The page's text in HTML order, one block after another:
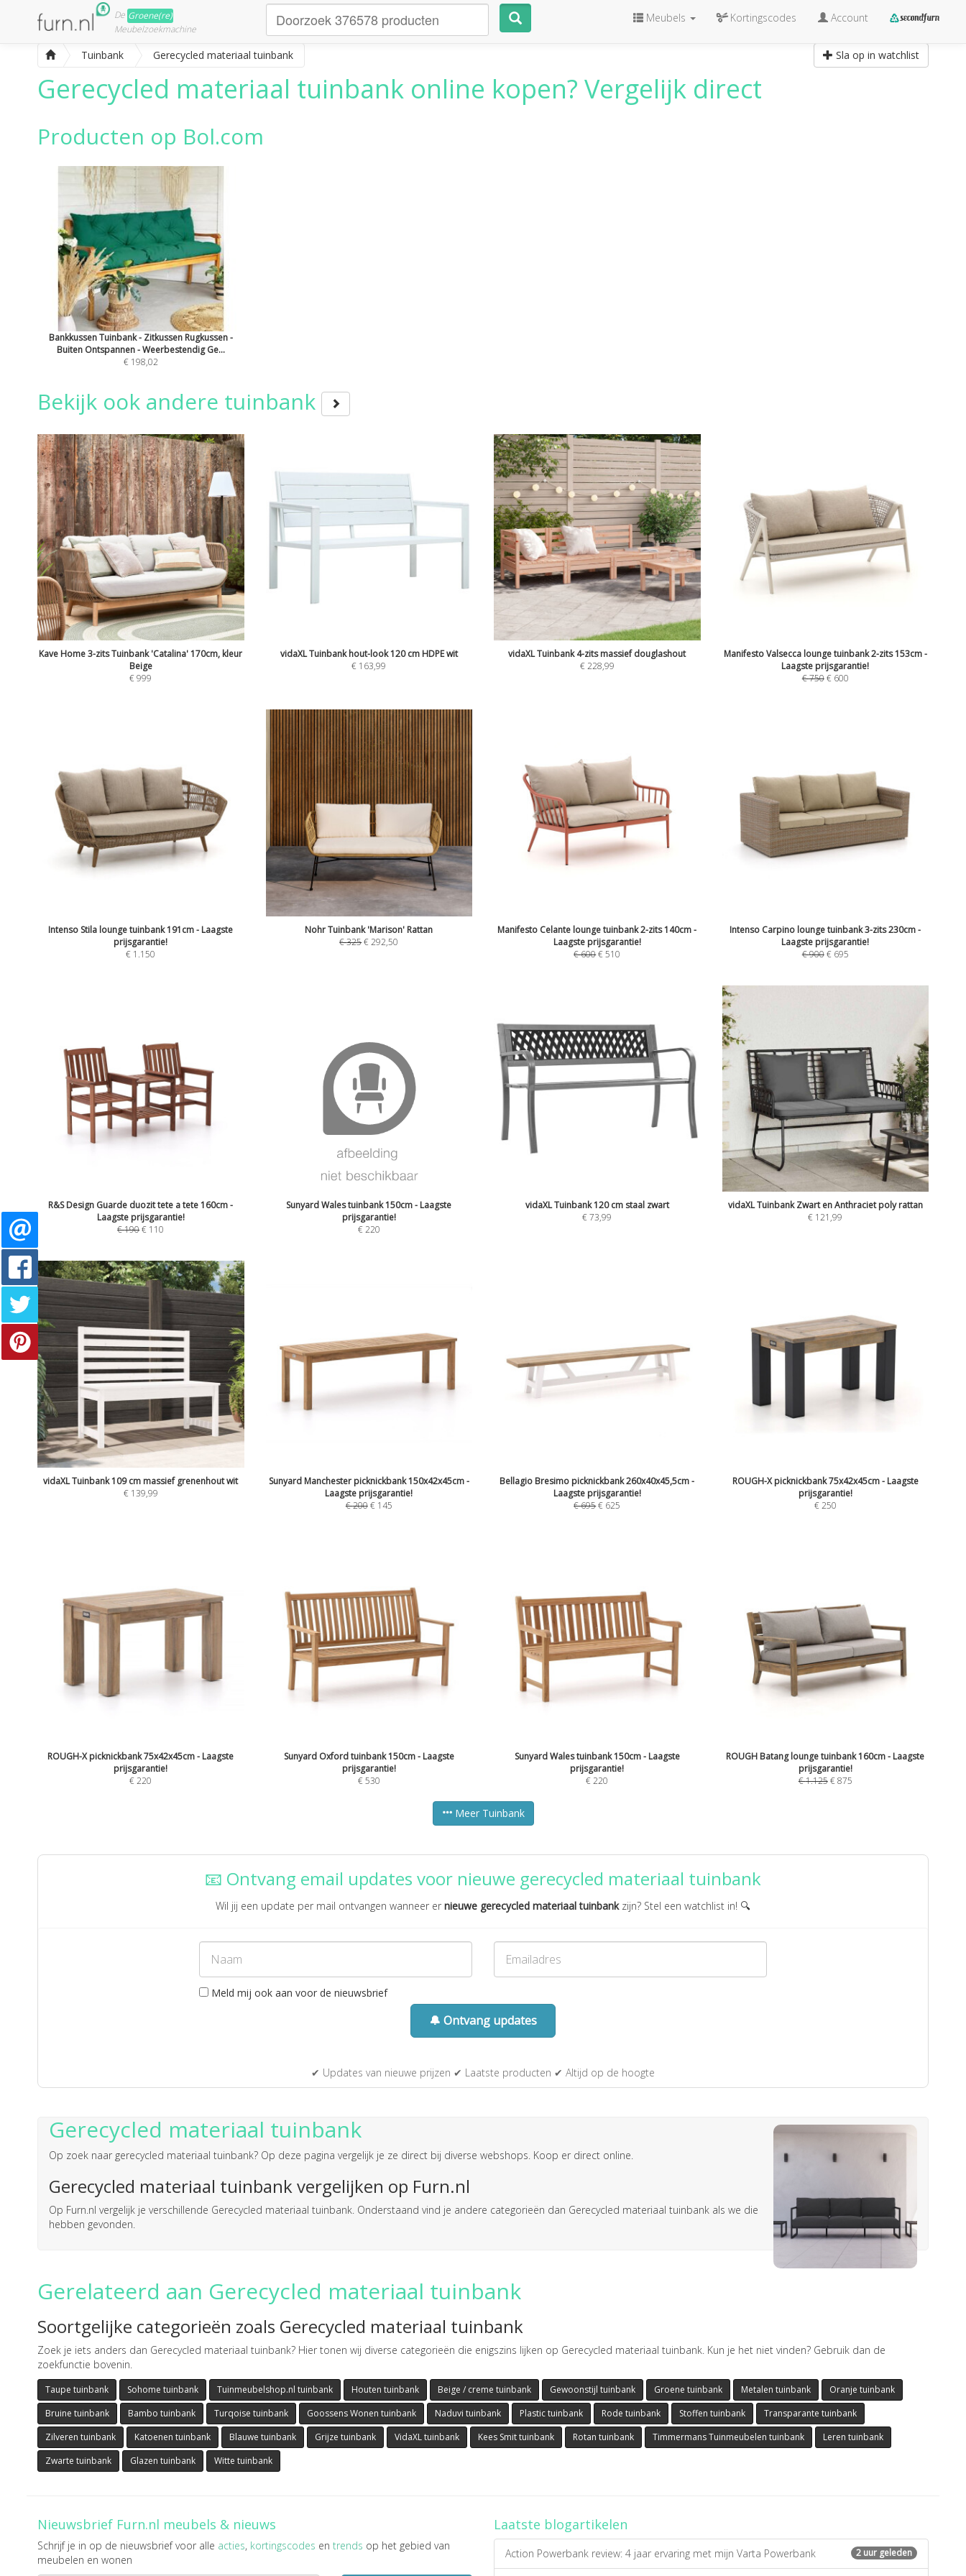
De Groene(re)
Meubelzoekmachine
Meubels Kortingscodes Account
Tuinbank Gerecycled materiaal tuinbank Sla op in watchlist
Gerecycled materiaal tuinbank online kopen? Vergelijk direct
Producten op Bol.com
Bankkussen Tuinbank - Zitkussen Rugkussen -
Buiten Ontspannen - Weerbestendig Ge...
€ 198,02
Bekijk ook andere tuinbank
Kave Home 3-zits Tuinbank 'Catalina' 170cm, kleur
Beige
€999
vidaXL Tuinbank hout-look 120 cm HDPE wit
€ 163,99
vidaXL Tuinbank 4-zits massief douglashout
€228,99
Manifesto Valsecca lounge tuinbank 2-zits 153cm -
Laagste prijsgarantie!
€750€ 600
Intenso Stila lounge tuinbank 191cm - Laagste
prijsgarantie!
€ 1.150
Nohr Tuinbank 'Marison' Rattan
€325€292,50
Manifesto Celante lounge tuinbank 2-zits 140cm -
Laagste prijsgarantie!
€600€510
Intenso Carpino lounge tuinbank 3-zits 230cm -
Laagste prijsgarantie!
€900€ 695
R&S Design Guarde duozit tete a tete 160cm -
Laagste prijsgarantie!
€190€ 110
Sunyard Wales tuinbank 150cm - Laagste
prijsgarantie!
€220
vidaXL Tuinbank 120 cm staal zwart
€73,99
vidaXL Tuinbank Zwart en Anthraciet poly rattan
€ 121,99
vidaXL Tuinbank 109 cm massief grenenhout wit
€ 139,99
Sunyard Manchester picknickbank 150x42x45cm -
Laagste prijsgarantie!
€200€ 145
Bellagio Bresimo picknickbank 260x40x45,5cm -
Laagste prijsgarantie!
€695€ 625
ROUGH-X picknickbank 75x42x45cm - Laagste
prijsgarantie!
€250
ROUGH-X picknickbank 75x42x45cm - Laagste
prijsgarantie!
€220
Sunyard Oxford tuinbank 150cm - Laagste
prijsgarantie!
€530
Sunyard Wales tuinbank 150cm - Laagste
prijsgarantie!
€220
ROUGH Batang lounge tuinbank 160cm - Laagste
prijsgarantie!
€1.125€875
Meer Tuinbank
📧 Ontvang email updates voor nieuwe gerecycled materiaal tuinbank
Wil jij een update per mail ontvangen wanneer er nieuwe gerecycled materiaal tuinbankzijn? Stel een watchlist in! 🔍
Meld mij ook aan voor de nieuwsbrief
🔔 Ontvang updates
✔ Updates van nieuwe prijzen ✔ Laatste producten ✔ Altijd op de hoogte
Gerecycled materiaal tuinbank
Op zoek naar gerecycled materiaal tuinbank? Op deze pagina vergelijk je ze direct bij diverse webshops. Koop er direct online.
Gerecycled materiaal tuinbank vergelijken op Furn.nl
Op Furn.nl vergelijk je verschillende Gerecycled materiaal tuinbank. Onderstaand vind je andere categorieën dan Gerecycled materiaal tuinbank als we die
hebben gevonden.
Gerelateerd aan Gerecycled materiaal tuinbank
Soortgelijke categorieën zoals Gerecycled materiaal tuinbank
Zoek je iets anders dan Gerecycled materiaal tuinbank? Hier tonen wij diverse categorieën die enigszins lijken op Gerecycled materiaal tuinbank. Kun je het niet vinden? Gebruik dan de
zoekfunctie bovenin.
Taupe tuinbank Sohome tuinbank Tuinmeubelshop.nl tuinbank Houten tuinbank Beige / creme tuinbank Gewoonstijl tuinbank Groene tuinbank Metalen tuinbank
Oranje tuinbank
Bruine tuinbank
Bambo tuinbank Turqoise tuinbank Goossens Wonen tuinbank Naduvi tuinbank Plastic tuinbank Rode tuinbank Stoffen tuinbank
Transparante tuinbank
Zilveren tuinbank
Katoenen tuinbank Blauwe tuinbank Grijze tuinbank VidaXL tuinbank Kees Smit tuinbank Rotan tuinbank Timmermans Tuinmeubelen tuinbank
Leren tuinbank
Zwarte tuinbank
Glazen tuinbank Witte tuinbank
Nieuwsbrief Furn.nl meubels & nieuws
Schrijf je in op de nieuwsbrief voor alle acties, kortingscodes en trends op het gebied van
meubelen en wonen
Laatste blogartikelen
2 uur geleden
Action Powerbank review: 4 jaar ervaring met mijn Varta Powerbank